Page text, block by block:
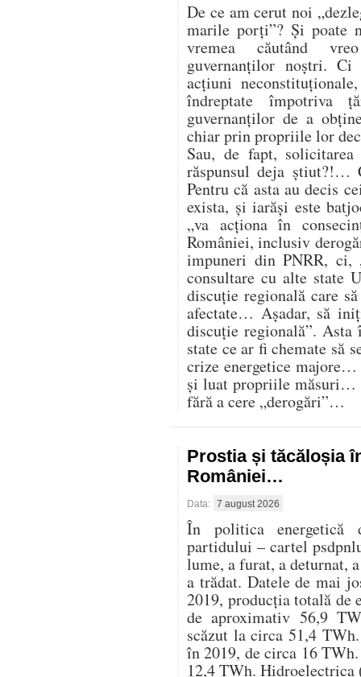
De ce am cerut noi
marile porți”? Și poate
vremea căutând
guvernanților noștri.
acțiuni
îndreptate împotriva
guvernanților de a
chiar prin propriile lor
Sau, de fapt,
răspunsul deja știut?!…
Pentru că asta au decis
exista, și iarăși este
„va acționa în
României, inclusiv
impuneri din PNRR, ci,
consultare cu alte state
discuție regională care
afectate… Așadar, să
discuție regională”.
state ce ar fi chemate să
crize energetice
și luat propriile măsuri…
fără a cere „derogări”…
Prostia și tăcăloșia
României…
Data: 7 august 2026
În politica
partidului – cartel
lume, a furat, a deturnat,
a trădat. Datele de mai
2019, producția totală de
de aproximativ 56,9
scăzut la circa 51,4
în 2019, de circa 16
12,4 TWh.